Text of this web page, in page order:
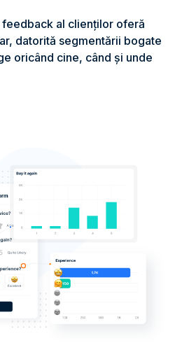
feedback al clienților oferă
datorită segmentării bogate
oricând cine, când și unde